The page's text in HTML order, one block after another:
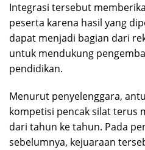
Integrasi tersebut
peserta karena hasil yang
dapat menjadi bagian dari
untuk mendukung
pendidikan.
Menurut penyelenggara,
kompetisi pencak silat terus
dari tahun ke tahun. Pada
sebelumnya, kejuaraan